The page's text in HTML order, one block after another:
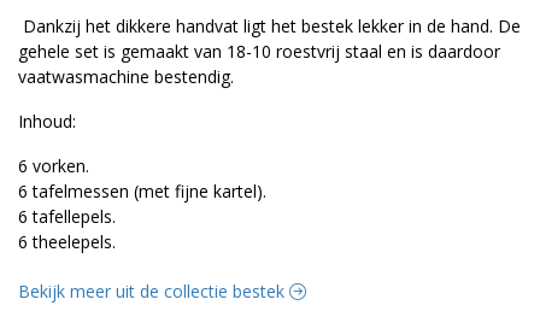
Dankzij het dikkere handvat ligt het bestek lekker in de hand. De
gehele set is gemaakt van 18-10 roestvrij staal en is daardoor
vaatwasmachine bestendig.
Inhoud:
6 vorken.
6 tafelmessen (met fijne kartel).
6 tafellepels.
6 theelepels.
Bekijk meer uit de collectie bestek